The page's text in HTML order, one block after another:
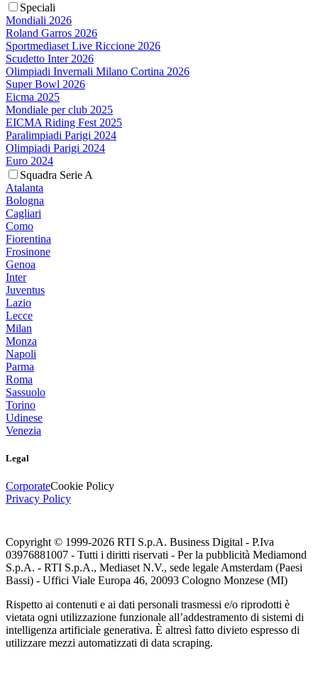
Speciali
Mondiali 2026
Roland Garros 2026
Sportmediaset Live Riccione 2026
Scudetto Inter 2026
Olimpiadi Invernali Milano Cortina 2026
Super Bowl 2026
Eicma 2025
Mondiale per club 2025
EICMA Riding Fest 2025
Paralimpiadi Parigi 2024
Olimpiadi Parigi 2024
Euro 2024
Squadra Serie A
Atalanta
Bologna
Cagliari
Como
Fiorentina
Frosinone
Genoa
Inter
Juventus
Lazio
Lecce
Milan
Monza
Napoli
Parma
Roma
Sassuolo
Torino
Udinese
Venezia
Legal
CorporateCookie Policy
Privacy Policy
Copyright © 1999-2026 RTI S.p.A. Business Digital - P.Iva
03976881007 - Tutti i diritti riservati - Per la pubblicità Mediamond
S.p.A. - RTI S.p.A., Mediaset N.V., sede legale Amsterdam (Paesi
Bassi) - Uffici Viale Europa 46, 20093 Cologno Monzese (MI)
Rispetto ai contenuti e ai dati personali trasmessi e/o riprodotti è
vietata ogni utilizzazione funzionale all’addestramento di sistemi di
intelligenza artificiale generativa. È altresì fatto divieto espresso di
utilizzare mezzi automatizzati di data scraping.